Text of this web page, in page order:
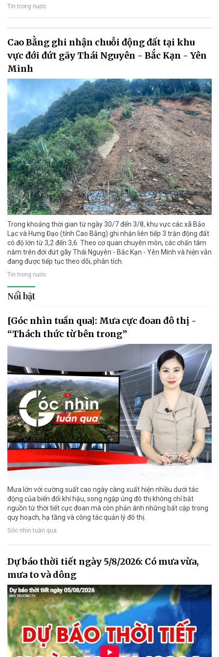
Tin trong nước
Cao Bằng ghi nhận chuỗi động đất tại khu
vực đới đứt gãy Thái Nguyên - Bắc Kạn - Yên
Minh
Trong khoảng thời gian từ ngày 30/7 đến 3/8, khu vực các xã Bảo
Lạc và Hưng Đạo (tỉnh Cao Bằng) ghi nhận liên tiếp 3 trận động đất
có độ lớn từ 3,2 đến 3,6. Theo cơ quan chuyên môn, các chấn tâm
nằm trên đới đứt gãy Thái Nguyên - Bắc Kạn - Yên Minh và hiện vẫn
đang được tiếp tục theo dõi, phân tích.
Tin trong nước
Nổi bật
[Góc nhìn tuần qua]: Mưa cực đoan đô thị -
“Thách thức từ bên trong”
Mưa lớn với cường suất cao ngày càng xuất hiện nhiều dưới tác
động của biến đổi khí hậu, song ngập úng đô thị không chỉ bắt
nguồn từ thời tiết cực đoan mà còn phản ánh những bất cập trong
quy hoạch, hạ tầng và công tác quản lý đô thị.
Góc nhìn tuần qua
Dự báo thời tiết ngày 5/8/2026: Có mưa vừa,
mưa to và dông